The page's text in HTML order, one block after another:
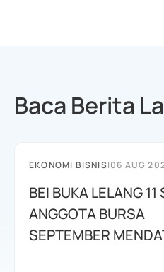
Baca Berita
EKONOMI BISNIS|06 AUG
BEI BUKA LELANG
ANGGOTA BURSA
SEPTEMBER